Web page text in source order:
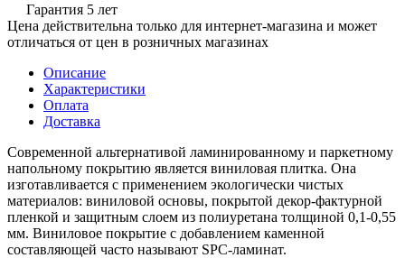
Гарантия 5 лет
Цена действительна только для интернет-магазина и может
отличаться от цен в розничных магазинах
Описание
Характеристики
Оплата
Доставка
Современной альтернативой ламинированному и паркетному
напольному покрытию является виниловая плитка. Она
изготавливается с применением экологически чистых
материалов: виниловой основы, покрытой декор-фактурной
пленкой и защитным слоем из полиуретана толщиной 0,1-0,55
мм. Виниловое покрытие с добавлением каменной
составляющей часто называют SPC-ламинат.